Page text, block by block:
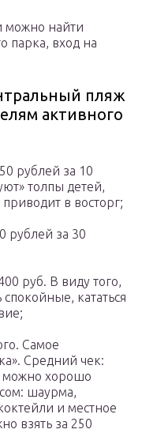
можно найти
парка, вход на
пляж
активного
рублей за 10
толпы детей,
в восторг;
рублей за 30
руб. В виду того,
кататься
Самое
Средний чек:
можно хорошо
шаурма,
и местное
взять за 250